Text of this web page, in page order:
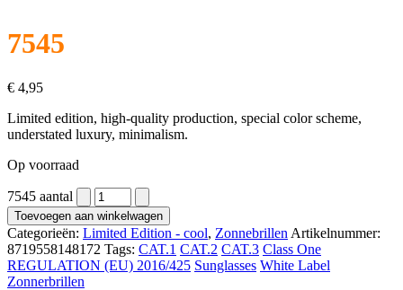
7545
€ 4,95
Limited edition, high-quality production, special color scheme,
understated luxury, minimalism.
Op voorraad
7545 aantal
Toevoegen aan winkelwagen
Categorieën: Limited Edition - cool, Zonnebrillen Artikelnummer:
8719558148172 Tags: CAT.1 CAT.2 CAT.3 Class One
REGULATION (EU) 2016/425 Sunglasses White Label
Zonnerbrillen